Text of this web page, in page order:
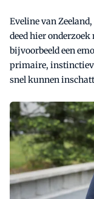
Eveline van
deed hier onderzoek
bijvoorbeeld een
primaire,
snel kunnen